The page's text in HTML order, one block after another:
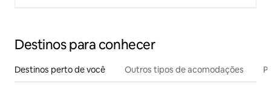
Destinos para conhecer
Destinos perto de você Outros tipos de acomodações